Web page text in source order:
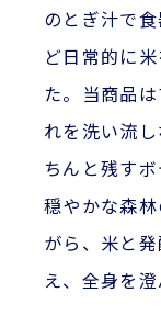
のとぎ汁で
ど日常的に
た。当商品
れを洗い流
ちんと残すボ
穏やかな森
がら、米と
え、全身を